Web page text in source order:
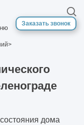
Заказать звонок
>